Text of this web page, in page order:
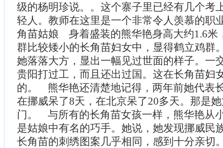
级的杨明珍说。。这个寨子里已经有几个考
轻人。教师在这里是一个非常令人羡慕的
角苗姑娘 身着盛装的熊华艳身高大约1.6米
群比较矮小的长角苗妇女中，显得鹤立鸡群
她落落大方，显出一幅见过世面的样子。一
贵阳打过工，而且还出过国。这在长角苗妇
的。 熊华艳还清楚地记得，两年前她代表
在挪威呆了8天，在北京呆了20多天。那是
门。 与所有的长角苗女孩一样，熊华艳从
是姑娘中有名的巧手。她说，她发现挪威民
长角苗的刺绣图案几乎相同，感到十分亲切